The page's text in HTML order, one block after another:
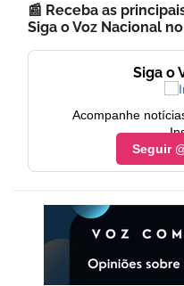
📰 Receba as
Siga o Voz Nacional
Siga o
Acompanhe
Seguir